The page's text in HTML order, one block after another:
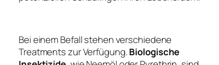
Bei einem Befall stehen verschiedene
Treatments zur Verfügung.Biologische